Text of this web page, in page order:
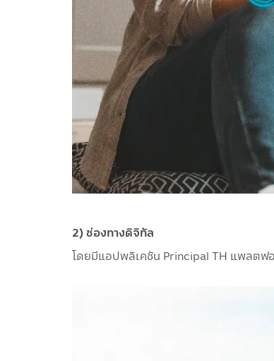
2) ช่องทางดิจิทัล
โดยมีแอปพลิเคชัน Principal TH แพลตฟ